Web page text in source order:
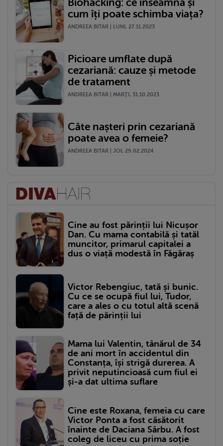
Biohacking: ce înseamnă și
cum îți poate schimba viața?
ANDREEA BITAR | LUNI, 27.11.2023
Picioare umflate după
cezariană: cauze și metode
de tratament
ANDREEA BITAR | MARŢI, 31.10.2023
Câte nașteri prin cezariană
poate avea o femeie?
ANDREEA BITAR | JOI, 29.02.2024
Cine au fost părinții lui Nicușor
Dan. Cu mama contabilă și tatăl
muncitor, primarul capitalei a
dus o viață modestă în Făgăraș
Victor Rebengiuc, tată și bunic.
Cu ce se ocupă fiul lui, Tudor,
care a ales o cu totul altă scenă
față de părinții lui
Mama lui Valentin, tânărul de 34
de ani mort în accidentul din
Constanța, își strigă durerea. A
privit neputincioasă cum fiul ei
și-a dat ultima suflare
Cine este Roxana, femeia cu care
Victor Ponta a fost căsătorit
înainte de Daciana Sârbu. A fost
coleg de liceu cu prima soție